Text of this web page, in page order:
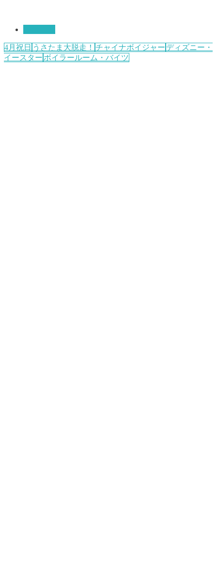
4月祝日 うさたま大脱走！ チャイナボイジャー ディズニー・
イースター ボイラールーム・バイツ